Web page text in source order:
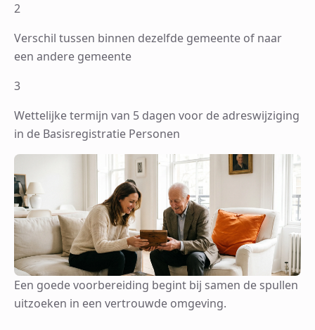
2
Verschil tussen binnen dezelfde gemeente of naar
een andere gemeente
3
Wettelijke termijn van 5 dagen voor de adreswijziging
in de Basisregistratie Personen
Een goede voorbereiding begint bij samen de spullen
uitzoeken in een vertrouwde omgeving.